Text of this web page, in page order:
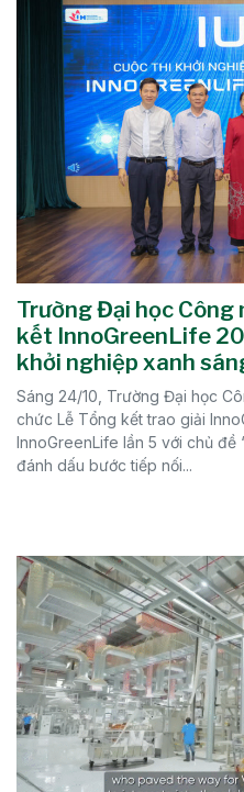
Trường Đại học Công
kết InnoGreenLife
khởi nghiệp xanh
Sáng 24/10, Trường Đại học
chức Lễ Tổng kết trao giải
InnoGreenLife lần 5 với chủ đề
đánh dấu bước tiếp nối...